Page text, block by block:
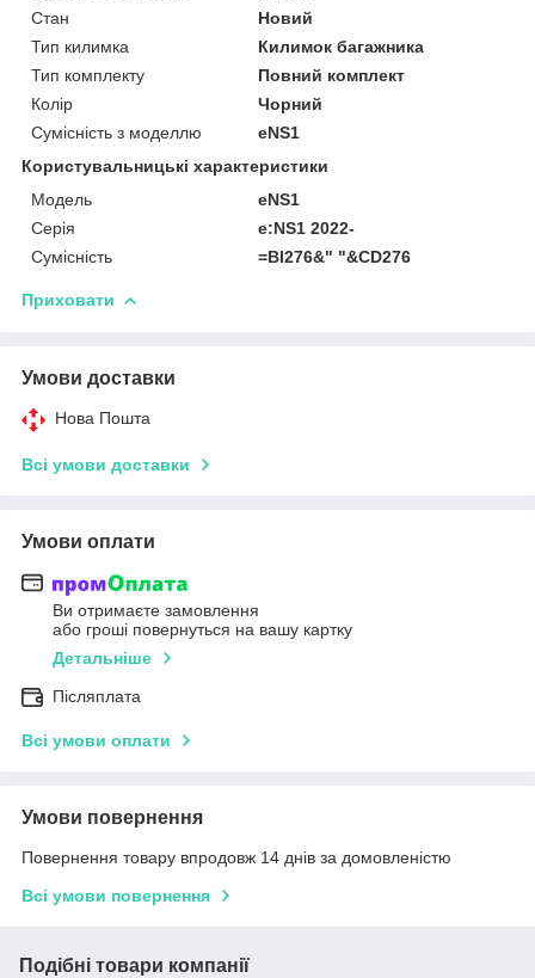
Стан
Новий
Тип килимка
Килимок багажника
Тип комплекту
Повний комплект
Колір
Чорний
Сумісність з моделлю
eNS1
Користувальницькі характеристики
Мoдель
eNS1
Серія
e:NS1 2022-
Сумісність
=BI276&" "&CD276
Приховати
Умови доставки
Нова Пошта
Всі умови доставки
Умови оплати
Ви отримаєте замовлення
або гроші повернуться на вашу картку
Детальніше
Післяплата
Всі умови оплати
Умови повернення
Повернення товару впродовж 14 днів за домовленістю
Всі умови повернення
Подібні товари компанії